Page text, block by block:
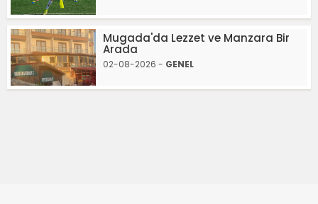
Mugada'da Lezzet ve Manzara Bir
Arada
02-08-2026 - GENEL